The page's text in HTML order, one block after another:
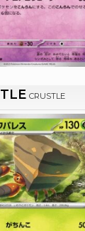
CRUSTLE